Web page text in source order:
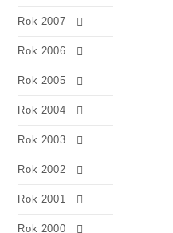
Rok 2007
Rok 2006
Rok 2005
Rok 2004
Rok 2003
Rok 2002
Rok 2001
Rok 2000